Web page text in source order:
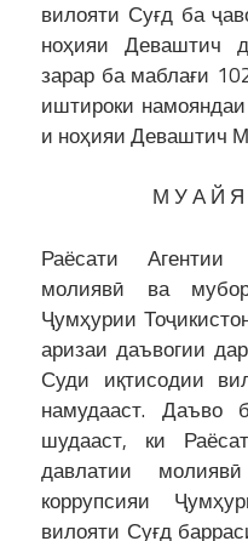
вилояти Суғд ба
ноҳияи Деваштич
зарар ба маблағи
иштироки
и ноҳияи Деваштич
М У А Й
Раёсати Агентии
молиявӣ ва
Ҷумҳурии
аризаи даъвогии
Суди иқтисодии
намудааст. Даъво
шудааст, ки
давлатии
коррупсияи
вилояти Суғд